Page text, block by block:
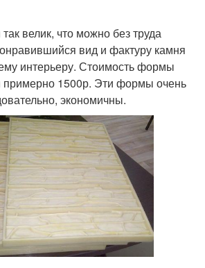
велик, что можно без труда
вид и фактуру камня
интерьеру. Стоимость формы
1500р. Эти формы очень
экономичны.